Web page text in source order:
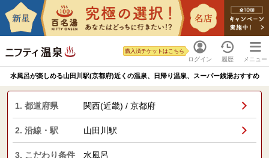
ログイン
購入済チケットはこちら
履歴 メニュー
水風呂が楽しめる山田川駅(京都府)近くの温泉、日帰り温泉、スーパー銭湯おすすめ
1. 都道府県 関西(近畿) / 京都府
2. 沿線・駅 山田川駅
3. こだわり条件 水風呂